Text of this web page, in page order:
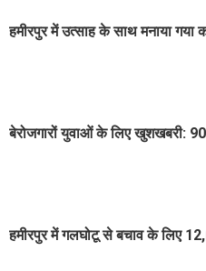
हमीरपुर में उत्साह के साथ मनाया गया
बेरोजगारों युवाओं के लिए खुशखबरी: 90
हमीरपुर में गलघोटू से बचाव के लिए